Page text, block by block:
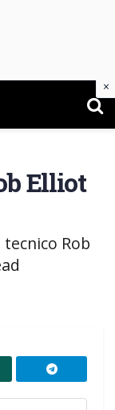
Elliot
Rob
×